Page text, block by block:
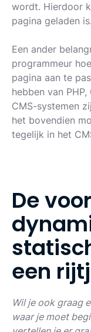
wordt. Hierdoor
pagina geladen is.
Een ander
programmeur
pagina aan te
hebben van
CMS-systemen
het bovendien
tegelijk in het
Devoor
dynam
statisc
een rijtj
Wil je ook graag
waar je moet